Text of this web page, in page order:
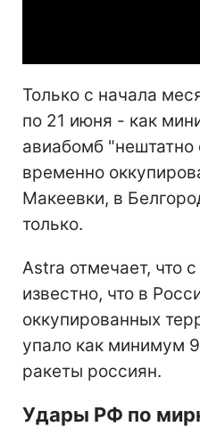
Только с начала
по 21 июня - как
авиабомб
временно
Макеевки, в
только.
Astra отмечает, что
известно, что в
оккупированных
упало как минимум
ракеты россиян.
Удары РФ по